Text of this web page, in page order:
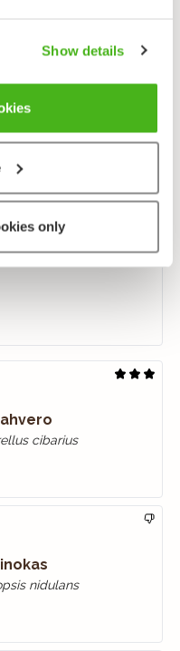
Show details
only
viscosa
chlorophana
cibarius
nidulans